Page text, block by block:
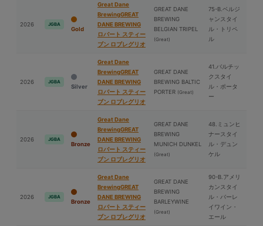
2026 JGBA
Gold
Great Dane
BrewingGREAT
DANE BREWING
ロバート スティー
ブン ロブレグリオ
GREAT DANE
BREWING
BELGIAN TRIPEL
(Great)
75-B.ベルジ
ャンスタイ
ル・トリペ
ル
2026 JGBA
Silver
Great Dane
BrewingGREAT
DANE BREWING
ロバート スティー
ブン ロブレグリオ
GREAT DANE
BREWING BALTIC
PORTER (Great)
41.バルチッ
クスタイ
ル・ポータ
ー
2026 JGBA
Bronze
Great Dane
BrewingGREAT
DANE BREWING
ロバート スティー
ブン ロブレグリオ
GREAT DANE
BREWING
MUNICH DUNKEL
(Great)
48.ミュンヒ
ナースタイ
ル・デュン
ケル
2026 JGBA
Bronze
Great Dane
BrewingGREAT
DANE BREWING
ロバート スティー
ブン ロブレグリオ
GREAT DANE
BREWING
BARLEYWINE
(Great)
90-B.アメリ
カンスタイ
ル・バーレ
イワイン・
エール